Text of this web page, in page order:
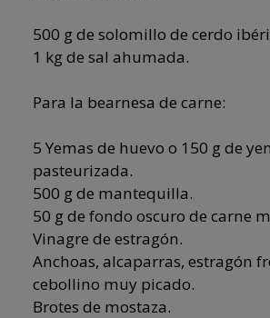
500 g de solomillo de cerdo
1 kg de sal ahumada.
Para la bearnesa de carne:
5 Yemas de huevo o 150 g de
pasteurizada.
500 g de mantequilla.
50 g de fondo oscuro de carne
Vinagre de estragón.
Anchoas, alcaparras, estragón
cebollino muy picado.
Brotes de mostaza.